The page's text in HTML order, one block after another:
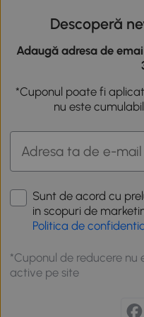
Descoperă
Adaugă adresa de
*Cuponul poate fi
nu este
Sunt de acord cu
in scopuri de
Politica de
*Cuponul de reducere
active pe site